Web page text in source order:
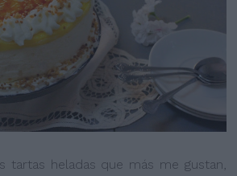
tartas heladas que más me gustan,